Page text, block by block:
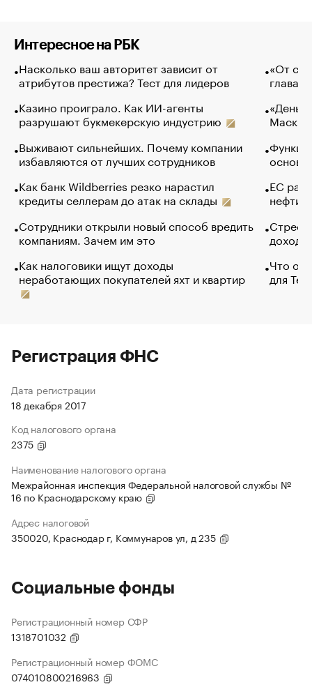
Интересное на РБК
Насколько ваш авторитет зависит от
атрибутов престижа? Тест для лидеров
Казино проиграло. Как ИИ-агенты
разрушают букмекерскую индустрию
Выживают сильнейших. Почему компании
избавляются от лучших сотрудников
Как банк Wildberries резко нарастил
кредиты селлерам до атак на склады
Сотрудники открыли новый способ вредить
компаниям. Зачем им это
Как налоговики ищут доходы
неработающих покупателей яхт и квартир
«От
глава
Маск в
основ
ЕС
нефти
Что
для
Регистрация ФНС
Дата регистрации
18 декабря 2017
Код налогового органа
2375
Наименование налогового органа
Межрайонная инспекция Федеральной налоговой службы №
16 по Краснодарскому краю
Адрес налоговой
350020, Краснодар г, Коммунаров ул, д 235
Социальные фонды
Регистрационный номер СФР
1318701032
Регистрационный номер ФОМС
074010800216963